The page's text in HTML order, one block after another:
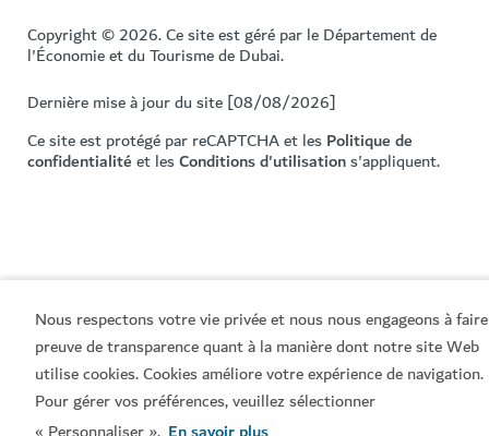
Nous respectons votre vie privée et nous nous engageons à faire
preuve de transparence quant à la manière dont notre site Web
utilise cookies. Cookies améliore votre expérience de navigation.
Pour gérer vos préférences, veuillez sélectionner
Copyright © 2026. Ce site est géré par le Département de
l'Économie et du Tourisme de Dubai.
Dernière mise à jour du site [08/08/2026]
Ce site est protégé par reCAPTCHA et lesPolitique de
confidentialitéet lesConditions d'utilisations'appliquent.